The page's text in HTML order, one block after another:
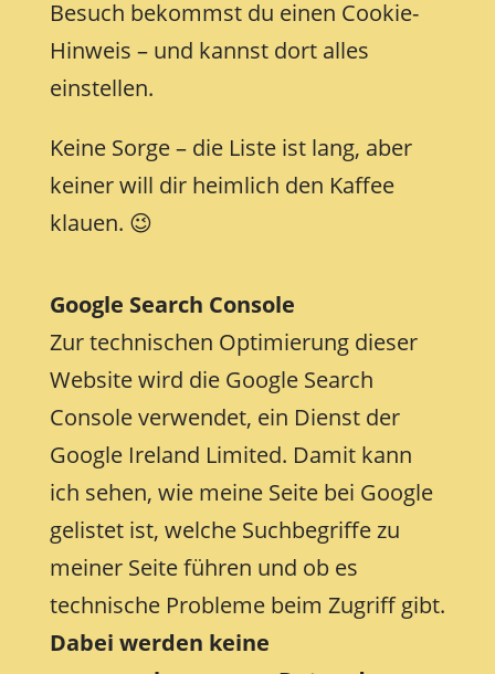
Besuch bekommst du einen Cookie-
Hinweis – und kannst dort alles
einstellen.
Keine Sorge – die Liste ist lang, aber
keiner will dir heimlich den Kaffee
klauen. 😉
Google Search Console
Zur technischen Optimierung dieser
Website wird die Google Search
Console verwendet, ein Dienst der
Google Ireland Limited. Damit kann
ich sehen, wie meine Seite bei Google
gelistet ist, welche Suchbegriffe zu
meiner Seite führen und ob es
technische Probleme beim Zugriff gibt.
Dabei werden keine